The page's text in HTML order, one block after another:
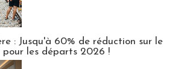
: Jusqu'à 60% de réduction sur le
pour les départs 2026 !